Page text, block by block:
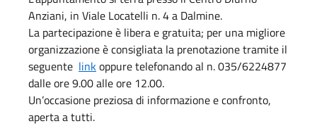
Anziani, in Viale Locatelli n. 4 a Dalmine.
La partecipazione è libera e gratuita; per una migliore
organizzazione è consigliata la prenotazione tramite il
seguente linkoppure telefonando al n. 035/6224877
dalle ore 9.00 alle ore 12.00.
Un’occasione preziosa di informazione e confronto,
aperta a tutti.